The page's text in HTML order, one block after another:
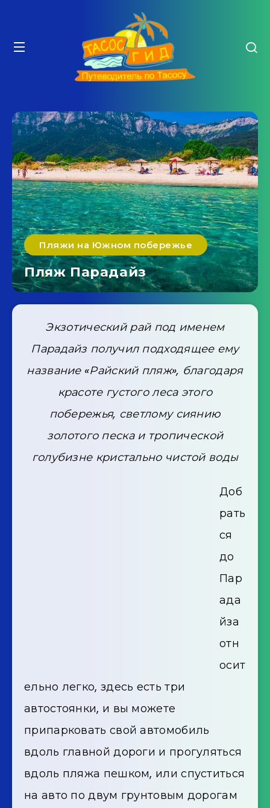
Пляжи на Южном побережье
Пляж Парадайз
Экзотический рай под именем
Парадайз получил подходящее ему
название «Райский пляж», благодаря
красоте густого леса этого
побережья, светлому сиянию
золотого песка и тропической
голубизне кристально чистой воды
Доб
рать
ся
до
Пар
ада
йза
отн
осит
ельно легко, здесь есть три
автостоянки, и вы можете
припарковать свой автомобиль
вдоль главной дороги и прогуляться
вдоль пляжа пешком, или спуститься
на авто по двум грунтовым дорогам